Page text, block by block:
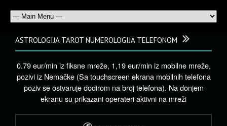
ASTROLOGIJA TAROT NUMEROLOGIJA TELEFONOM
0.79 eur/min iz fiksne mreže, 1,19 eur/min iz mobilne mreže,
pozivi iz Nemačke (Sa touchscreen ekrana mobilnih telefona
poziv se ostvaruje dodirom na broj telefona). Na donjem
ekranu su prikazani operateri aktivni na mreži